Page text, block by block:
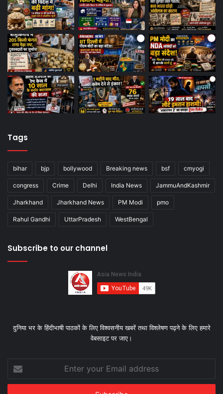
Tags
bihar bjp bollywood Breaking news bsf cmyogi
congress Crime Delhi India News JammuAndKashmir
Jharkhand Jharkhand News PM Modi pmo
Rahul Gandhi UttarPradesh WestBengal
Subscribe to our channel
दुनिया भर के हिंदीभाषी पाठकों के लिए विश्‍वसनीय खबरें तथा विश्लेषण पढ़ने के लिए हमारे
वेबसाइट पर जाए।
your
Email